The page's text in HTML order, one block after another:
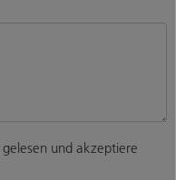
gelesen und akzeptiere